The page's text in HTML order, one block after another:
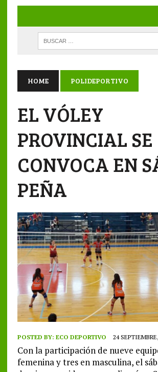
HOME POLIDEPORTIVO
EL VÓLEY
PROVINCIAL SE
CONVOCA EN
PEÑA
POSTED BY: ECO DEPORTIVO 24
Con la participación de nueve
femenina y tres en masculina, el